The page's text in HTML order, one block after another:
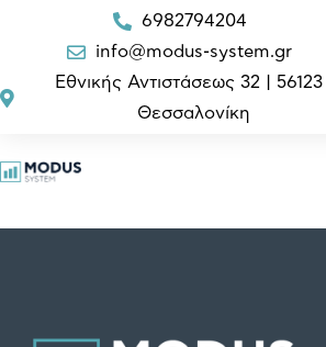
6982794204
info@modus-system.gr
Εθνικής Αντιστάσεως 32 | 56123 |
Θεσσαλονίκη